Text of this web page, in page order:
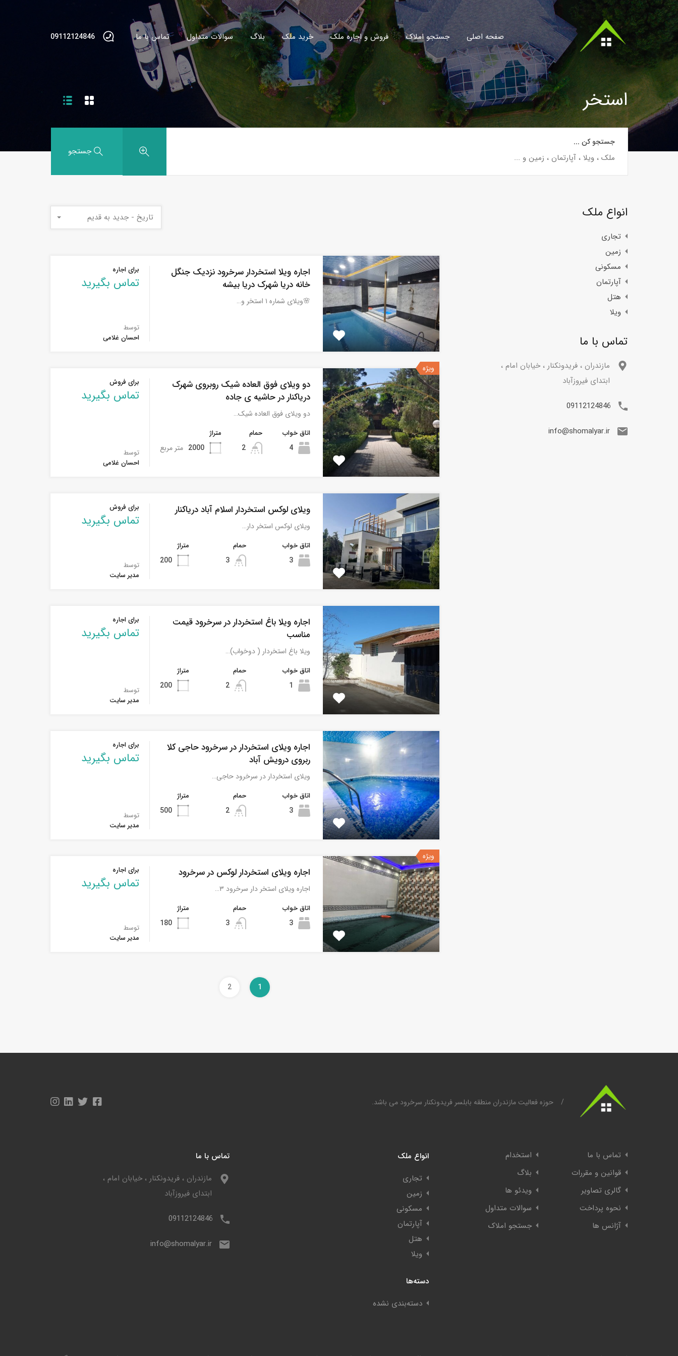
صفحه اصلی جستجو املاک فروش و اجاره ملک خرید ملک بلاگ سوالات متداول تماس با ما 09112124846
استخر
جستجو کن ...
جستجو
تاریخ - جدید به قدیم
اجاره ویلا استخردار سرخرود نزدیک جنگل
خانه دریا شهرک دریا بیشه
🌸ویلای شماره ۱ استخر و…
برای اجاره
تماس بگیرید
توسط
احسان غلامی
ویژه
دو ویلای فوق العاده شیک روبروی شهرک
دریاکنار در حاشیه ی جاده
دو ویلای فوق العاده شیک…
اتاق خواب
4
حمام
2
متراژ
2000 متر مربع
برای فروش
تماس بگیرید
توسط
احسان غلامی
ویلای لوکس استخردار اسلام آباد دریاکنار
ویلای لوکس استخر دار…
اتاق خواب
3
حمام
3
متراژ
200
برای فروش
تماس بگیرید
توسط
مدیر سایت
اجاره ویلا باغ استخردار در سرخرود قیمت
مناسب
ویلا باغ استخردار ( دوخواب)…
اتاق خواب
1
حمام
2
متراژ
200
برای اجاره
تماس بگیرید
توسط
مدیر سایت
اجاره ویلای استخردار در سرخرود حاجی کلا
ربروی درویش آباد
ویلای استخردار در سرخرود حاجی…
اتاق خواب
3
حمام
2
متراژ
500
برای اجاره
تماس بگیرید
توسط
مدیر سایت
ویژه
اجاره ویلای استخردار لوکس در سرخرود
اجاره ویلای استخر دار سرخرود ٣…
اتاق خواب
3
حمام
3
متراژ
180
برای اجاره
تماس بگیرید
توسط
مدیر سایت
1
2
انواع ملک
تجاری
زمین
مسکونی
آپارتمان
هتل
ویلا
تماس با ما
مازندران ، فریدونکنار ، خیابان امام ،
ابتدای فیروزآباد
09112124846
info@shomalyar.ir
/ حوزه فعالیت مازندران منطقه بابلسر فریدونکنار سرخرود می باشد.
تماس با ما
استخدام
قوانین و مقررات
بلاگ
گالری تصاویر
ویدئو ها
نحوه پرداخت
سوالات متداول
آژانس ها
جستجو املاک
انواع ملک
تجاری
زمین
مسکونی
آپارتمان
هتل
ویلا
دسته‌ها
دسته‌بندی نشده
تماس با ما
مازندران ، فریدونکنار ، خیابان امام ،
ابتدای فیروزآباد
09112124846
info@shomalyar.ir